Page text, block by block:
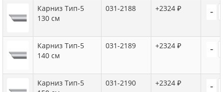
Карниз Тип-5
130 см
031-2188 +2324 ₽ -
Карниз Тип-5
140 см
031-2189 +2324 ₽ -
Карниз Тип-5
031-2190 +2324 ₽ -